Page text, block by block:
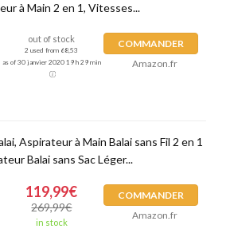
à Main 2 en 1, Vitesses...
out of stock
2 used from 68,53
as of 30 janvier 2020 19 h 29 min
COMMANDER
Amazon.fr
Aspirateur à Main Balai sans Fil 2 en 1
Balai sans Sac Léger...
119,99€
269,99€
in stock
COMMANDER
Amazon.fr